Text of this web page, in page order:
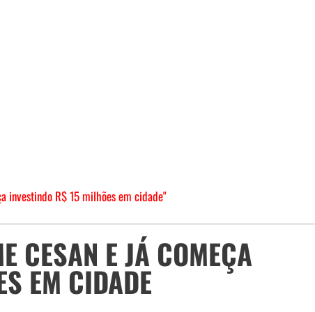
investindo R$ 15 milhões em cidade"
CESAN E JÁ COMEÇA
EM CIDADE